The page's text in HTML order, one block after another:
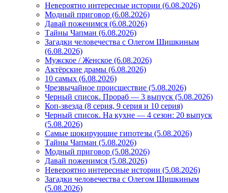
Невероятно интересные истории (6.08.2026)
Модный приговор (6.08.2026)
Давай поженимся (6.08.2026)
Тайны Чапман (6.08.2026)
Загадки человечества с Олегом Шишкиным
(6.08.2026)
Мужское / Женское (6.08.2026)
Актёрские драмы (6.08.2026)
10 самых (6.08.2026)
Чрезвычайное происшествие (5.08.2026)
Черный список. Прораб — 3 выпуск (5.08.2026)
Коп-звезда (8 серия, 9 серия и 10 серия)
Черный список. На кухне — 4 сезон: 20 выпуск
(5.08.2026)
Самые шокирующие гипотезы (5.08.2026)
Тайны Чапман (5.08.2026)
Модный приговор (5.08.2026)
Давай поженимся (5.08.2026)
Невероятно интересные истории (5.08.2026)
Загадки человечества с Олегом Шишкиным
(5.08.2026)